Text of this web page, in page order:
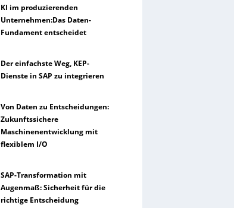
KI im produzierenden
Unternehmen:Das Daten-
Fundament entscheidet
Der einfachste Weg, KEP-
Dienste in SAP zu integrieren
Von Daten zu Entscheidungen:
Zukunftssichere
Maschinenentwicklung mit
flexiblem I/O
SAP-Transformation mit
Augenmaß: Sicherheit für die
richtige Entscheidung